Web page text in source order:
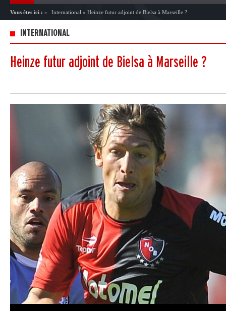
Vous êtes ici : » International » Heinze futur adjoint de Bielsa à Marseille ?
INTERNATIONAL
Heinze futur adjoint de Bielsa à Marseille ?